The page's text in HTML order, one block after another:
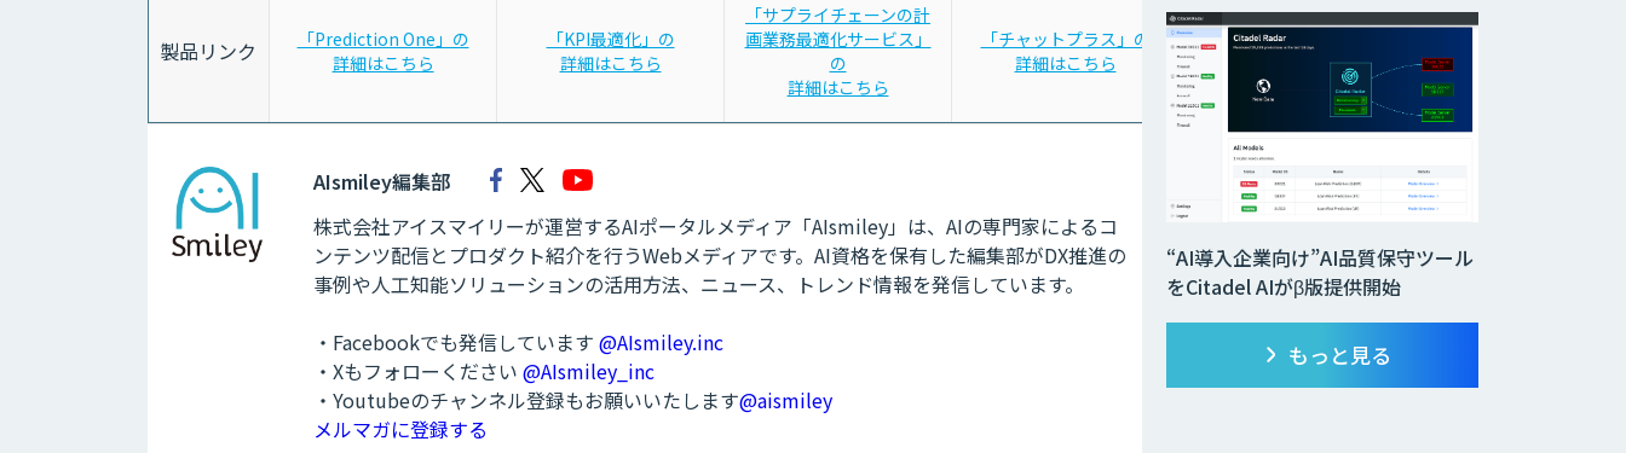
製品リンク
「Prediction One」の
詳細はこちら
「KPI最適化」の
詳細はこちら
「サプライチェーンの計
画業務最適化サービス」
の
詳細はこちら
「チャットプラス」の
詳細はこちら
「Third AI レコメンドア
イ」の
詳細はこちら
AIsmiley編集部
株式会社アイスマイリーが運営するAIポータルメディア「AIsmiley」は、AIの専門家によるコ
ンテンツ配信とプロダクト紹介を行うWebメディアです。AI資格を保有した編集部がDX推進の
事例や人工知能ソリューションの活用方法、ニュース、トレンド情報を発信しています。
・Facebookでも発信しています @AIsmiley.inc
・Xもフォローください @AIsmiley_inc
・Youtubeのチャンネル登録もお願いいたします@aismiley
メルマガに登録する
“AI導入企業向け”AI品質保守ツール
をCitadel AIがβ版提供開始
もっと見る